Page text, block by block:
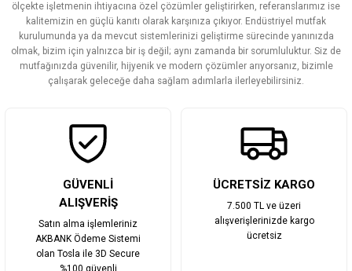
Ürün açıklamasında eksik bilgiler bulunuyor.
Ürün bilgilerinde hatalar bulunuyor.
Ürün fiyatı diğer sitelerden daha pahalı.
Bu ürüne benzer farklı alternatifler olmalı.
ölçekte işletmenin ihtiyacına özel çözümler geliştirirken, referanslarımız ise
kalitemizin en güçlü kanıtı olarak karşınıza çıkıyor. Endüstriyel mutfak
kurulumunda ya da mevcut sistemlerinizi geliştirme sürecinde yanınızda
olmak, bizim için yalnızca bir iş değil; aynı zamanda bir sorumluluktur. Siz de
mutfağınızda güvenilir, hijyenik ve modern çözümler arıyorsanız, bizimle
çalışarak geleceğe daha sağlam adımlarla ilerleyebilirsiniz.
GÜVENLİ
ALIŞVERİŞ
Satın alma işlemleriniz
AKBANK Ödeme Sistemi
olan Tosla ile 3D Secure
%100 güvenli
ÜCRETSİZ KARGO
7.500 TL ve üzeri
alışverişlerinizde kargo
ücretsiz